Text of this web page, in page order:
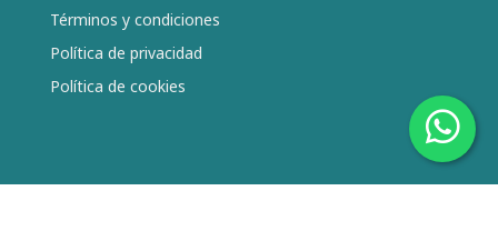
Términos y condiciones
Política de privacidad
Política de cookies